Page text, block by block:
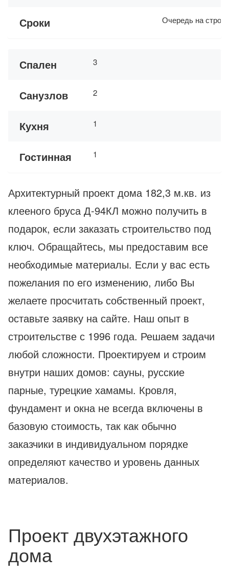
Сроки Очередь на
Спален 3
Санузлов 2
Кухня 1
Гостинная 1
Архитектурный проект дома 182,3 м.кв. из
клееного бруса Д-94КЛ можно получить в
подарок, если заказать строительство под
ключ. Обращайтесь, мы предоставим все
необходимые материалы. Если у вас есть
пожелания по его изменению, либо Вы
желаете просчитать собственный проект,
оставьте заявку на сайте. Наш опыт в
строительстве с 1996 года. Решаем задачи
любой сложности. Проектируем и строим
внутри наших домов: сауны, русские
парные, турецкие хамамы. Кровля,
фундамент и окна не всегда включены в
базовую стоимость, так как обычно
заказчики в индивидуальном порядке
определяют качество и уровень данных
материалов.
Проект двухэтажного
дома